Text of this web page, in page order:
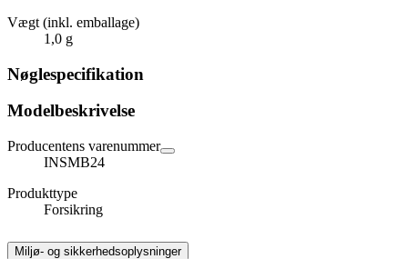
Vægt (inkl. emballage)
1,0 g
Nøglespecifikation
Modelbeskrivelse
Producentens varenummer
INSMB24
Produkttype
Forsikring
Miljø- og sikkerhedsoplysninger